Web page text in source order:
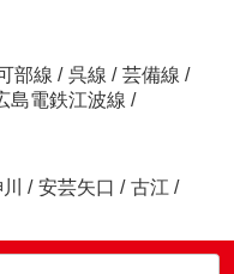
部線 / 呉線 / 芸備線 /
島電鉄江波線 /
/ 安芸矢口 / 古江 /